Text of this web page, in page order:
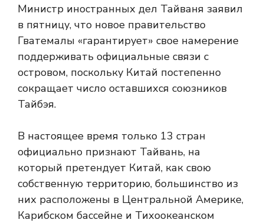
Министр иностранных дел Тайваня заявил
в пятницу, что новое правительство
Гватемалы «гарантирует» свое намерение
поддерживать официальные связи с
островом, поскольку Китай постепенно
сокращает число оставшихся союзников
Тайбэя.
В настоящее время только 13 стран
официально признают Тайвань, на
который претендует Китай, как свою
собственную территорию, большинство из
них расположены в Центральной Америке,
Карибском бассейне и Тихоокеанском